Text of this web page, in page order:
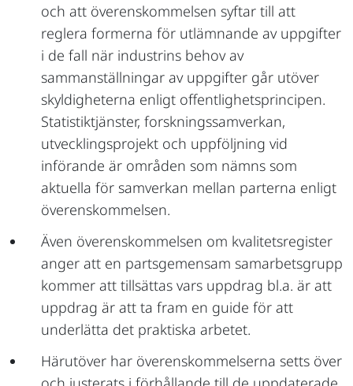
och att överenskommelsen syftar till att
reglera formerna för utlämnande av uppgifter
i de fall när industrins behov av
sammanställningar av uppgifter går utöver
skyldigheterna enligt offentlighetsprincipen.
Statistiktjänster, forskningssamverkan,
utvecklingsprojekt och uppföljning vid
införande är områden som nämns som
aktuella för samverkan mellan parterna enligt
överenskommelsen.
Även överenskommelsen om kvalitetsregister
anger att en partsgemensam samarbetsgrupp
kommer att tillsättas vars uppdrag bl.a. är att
uppdrag är att ta fram en guide för att
underlätta det praktiska arbetet.
Härutöver har överenskommelserna setts över